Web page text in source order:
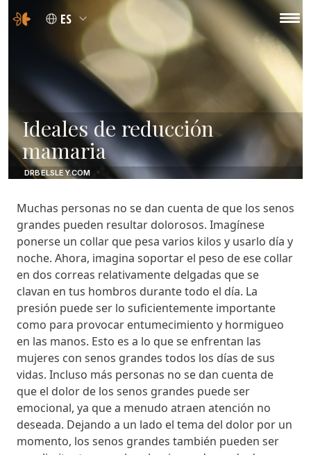
ES
Ideales de reducción
mamaria
DRBELSLEY.COM
Muchas personas no se dan cuenta de que los senos
grandes pueden resultar dolorosos. Imagínese
ponerse un collar que pesa varios kilos y usarlo día y
noche. Ahora, imagina soportar el peso de ese collar
en dos correas relativamente delgadas que se
clavan en tus hombros durante todo el día. La
presión puede ser lo suficientemente importante
como para provocar entumecimiento y hormigueo
en las manos. Esto es a lo que se enfrentan las
mujeres con senos grandes todos los días de sus
vidas. Incluso más personas no se dan cuenta de
que el dolor de los senos grandes puede ser
emocional, ya que a menudo atraen atención no
deseada. Dejando a un lado el tema del dolor por un
momento, los senos grandes también pueden ser